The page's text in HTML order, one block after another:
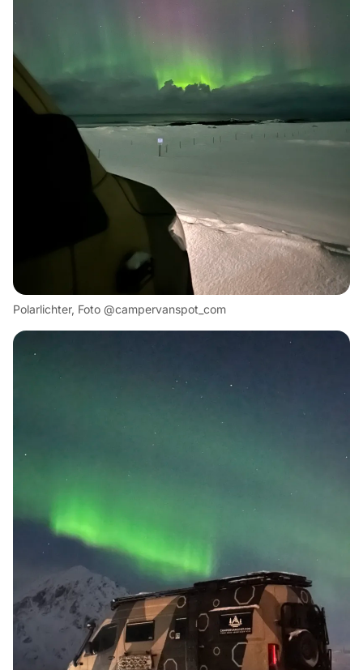
Polarlichter, Foto @campervanspot_com